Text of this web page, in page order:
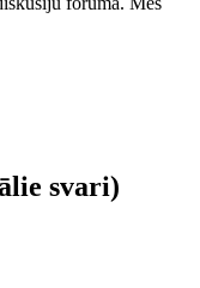
svari)